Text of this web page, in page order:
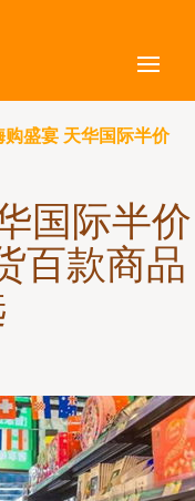
购盛宴 天华国际半价
国际半价
百款商品